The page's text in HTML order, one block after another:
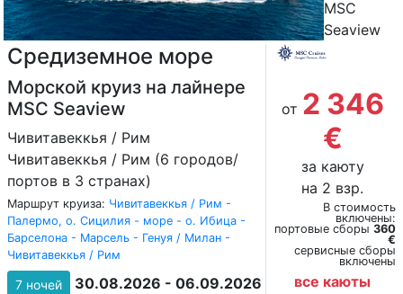
MSC
Seaview
Средиземное море
Морской круиз на лайнере
MSC Seaview
Чивитавеккья / Рим
Чивитавеккья / Рим (6 городов/
портов в 3 странах)
Маршрут круиза: Чивитавеккья / Рим -
Палермо, о. Сицилия - море - о. Ибица -
Барселона - Марсель - Генуя / Милан -
Чивитавеккья / Рим
7 ночей 30.08.2026 - 06.09.2026
от 2 346
€
за каюту
на 2 взр.
В стоимость
включены:
портовые сборы 360
€
сервисные сборы
включены
все каюты